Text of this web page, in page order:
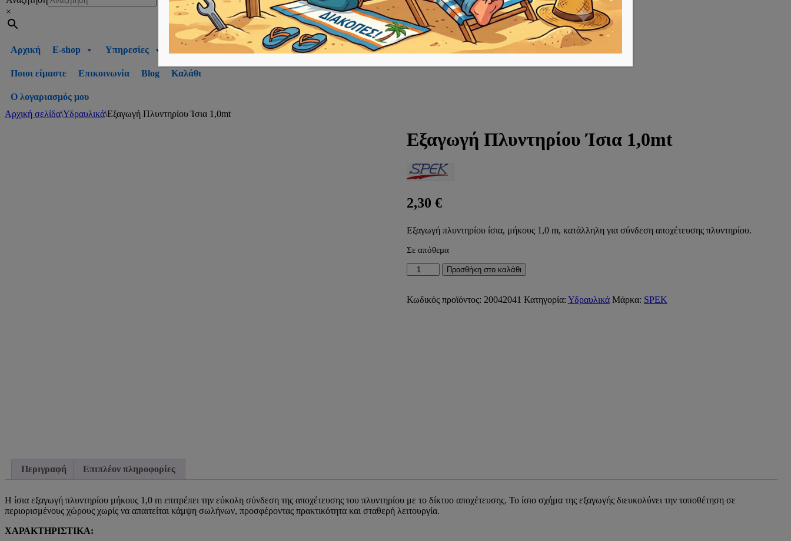
×
Αρχική E-shop Υπηρεσίες
Ποιοι είμαστε Επικοινωνία Blog Καλάθι
Ο λογαριασμός μου
Αρχική σελίδα\Υδραυλικά\Εξαγωγή Πλυντηρίου Ίσια 1,0mt
Εξαγωγή Πλυντηρίου Ίσια 1,0mt
2,30 €
Εξαγωγή πλυντηρίου ίσια, μήκους 1,0 m, κατάλληλη για σύνδεση αποχέτευσης πλυντηρίου.
Σε απόθεμα
Εξαγωγή
Πλυντηρίου
1,0mt
Προσθήκη στο καλάθι
Κωδικός προϊόντος: 20042041 Κατηγορία: Υδραυλικά Μάρκα: SPEK
Περιγραφή Επιπλέον πληροφορίες
Η ίσια εξαγωγή πλυντηρίου μήκους 1,0 m επιτρέπει την εύκολη σύνδεση της αποχέτευσης του πλυντηρίου με το δίκτυο αποχέτευσης. Το ίσιο σχήμα της εξαγωγής διευκολύνει την τοποθέτηση σε
περιορισμένους χώρους χωρίς να απαιτείται κάμψη σωλήνων, προσφέροντας πρακτικότητα και σταθερή λειτουργία.
ΧΑΡΑΚΤΗΡΙΣΤΙΚΑ: